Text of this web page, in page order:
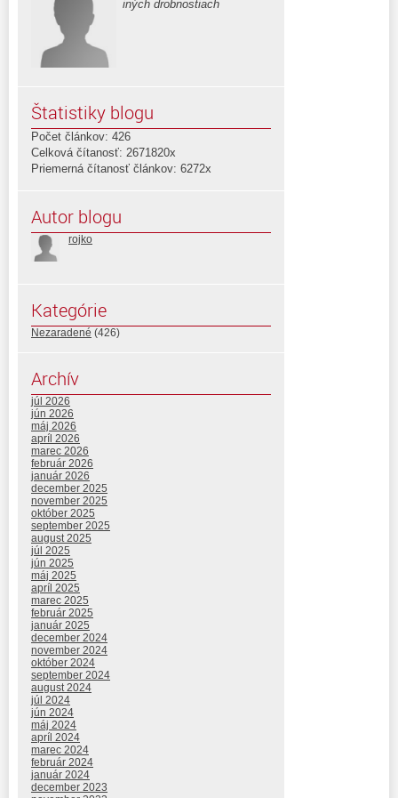
iných drobnostiach
Štatistiky blogu
Počet článkov: 426
Celková čítanosť: 2671820x
Priemerná čítanosť článkov: 6272x
Autor blogu
rojko
Kategórie
Nezaradené (426)
Archív
júl 2026
jún 2026
máj 2026
apríl 2026
marec 2026
február 2026
január 2026
december 2025
november 2025
október 2025
september 2025
august 2025
júl 2025
jún 2025
máj 2025
apríl 2025
marec 2025
február 2025
január 2025
december 2024
november 2024
október 2024
september 2024
august 2024
júl 2024
jún 2024
máj 2024
apríl 2024
marec 2024
február 2024
január 2024
december 2023